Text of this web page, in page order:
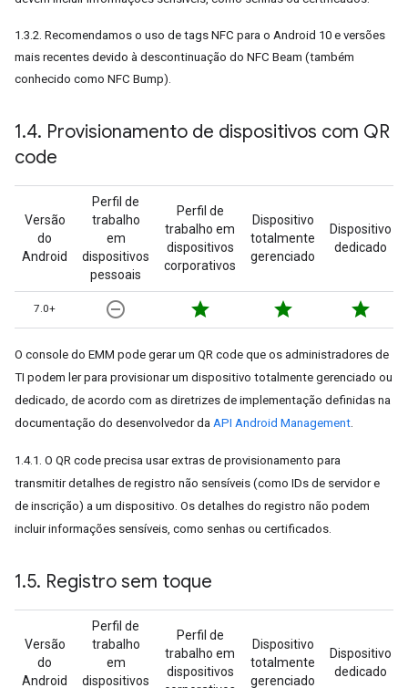
1.3.2. Recomendamos o uso de tags NFC para o Android 10 e versões
mais recentes devido à descontinuação do NFC Beam (também
conhecido como NFC Bump).
1.4. Provisionamento de dispositivos com QR
code
Versão
do
Android
Perfil de
trabalho
em
dispositivos
pessoais
Perfil de
trabalho em
dispositivos
corporativos
Dispositivo
totalmente
gerenciado
Dispositivo
dedicado
7.0+ remove_circle_outline star star star
O console do EMM pode gerar um QR code que os administradores de
TI podem ler para provisionar um dispositivo totalmente gerenciado ou
dedicado, de acordo com as diretrizes de implementação definidas na
documentação do desenvolvedor da API Android Management.
1.4.1. O QR code precisa usar extras de provisionamento para
transmitir detalhes de registro não sensíveis (como IDs de servidor e
de inscrição) a um dispositivo. Os detalhes do registro não podem
incluir informações sensíveis, como senhas ou certificados.
1.5. Registro sem toque
Versão
do
Android
Perfil de
trabalho
em
dispositivos
Perfil de
trabalho em
dispositivos
Dispositivo
totalmente
gerenciado
Dispositivo
dedicado